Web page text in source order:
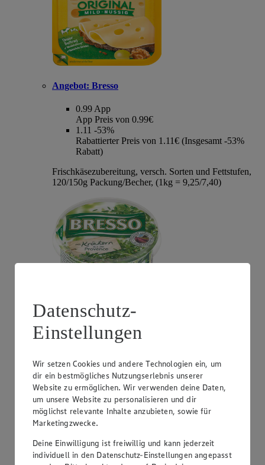
Angebot: Bresso
0.99 App
App Preis von 0.99€
1.11 -53%
Rabattierter Preis von 1.11€ (Insgesamt -53%
Rabatt)
Frischkäsezubereitung, versch. Sorten und Fettstufen,
120/150g Packung/Becher, (1kg = 9,25/7,40)
Angebot:Milram Gewürzquark
Festpreis von 0.99€
versch. Sorten und Fettstufen, 185g Becher, (1kg =
5,35)
Datenschutz-
Einstellungen
Wir setzen Cookies und andere Technologien ein, um
dir ein bestmögliches Nutzungserlebnis unserer
Website zu ermöglichen. Wir verwenden deine Daten,
um unsere Website zu personalisieren und dir
möglichst relevante Inhalte anzubieten, sowie für
Marketingzwecke.
Deine Einwilligung ist freiwillig und kann jederzeit
individuell in den Datenschutz-Einstellungen angepasst